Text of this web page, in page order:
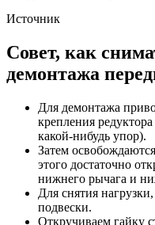
Источник
Совет, как
демонтажа
Для демонтажа
крепления
какой-нибудь упор).
Затем
этого достаточно
нижнего рычага и
Для снятия
подвески.
Откручиваем гайку